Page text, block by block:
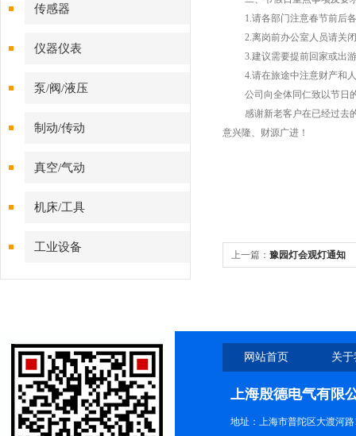
传感器
仪器仪表
泵/阀/液压
制动/传动
真空/气动
机床/工具
工业设备
1.请各部门注意春节前后
2.离岗前办公室人员请关
3.建议需要提前回家或出
4.请在旅途中注意财产和
公司向全体同仁致以节日
感谢新老客户在已经过去
意兴隆、财源广进！
上一篇： 豫园灯会观灯通知
网站首页 关
上海殷德电气有限
地址：上海市普陀区大渡河路